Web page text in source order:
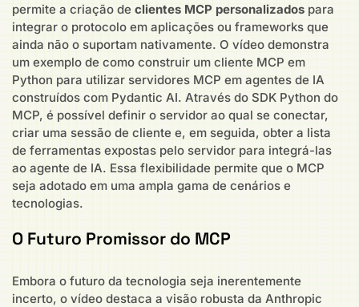
permite a criação de clientes MCP personalizados para
integrar o protocolo em aplicações ou frameworks que
ainda não o suportam nativamente. O vídeo demonstra
um exemplo de como construir um cliente MCP em
Python para utilizar servidores MCP em agentes de IA
construídos com Pydantic AI. Através do SDK Python do
MCP, é possível definir o servidor ao qual se conectar,
criar uma sessão de cliente e, em seguida, obter a lista
de ferramentas expostas pelo servidor para integrá-las
ao agente de IA. Essa flexibilidade permite que o MCP
seja adotado em uma ampla gama de cenários e
tecnologias.
O Futuro Promissor do MCP
Embora o futuro da tecnologia seja inerentemente
incerto, o vídeo destaca a visão robusta da Anthropic